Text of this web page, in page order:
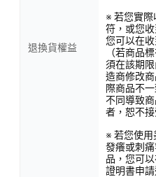
退換貨權益
※ 若您實際
符，或您
您可以在
（若商品
須在該期
造商修改
際商品不
不同導致
者，恕不接
※ 若您使用
發癢或刺
品，您可
證明書申請